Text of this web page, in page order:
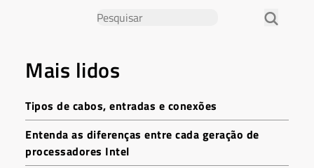
Mais lidos
Tipos de cabos, entradas e conexões
Entenda as diferenças entre cada geração de
processadores Intel